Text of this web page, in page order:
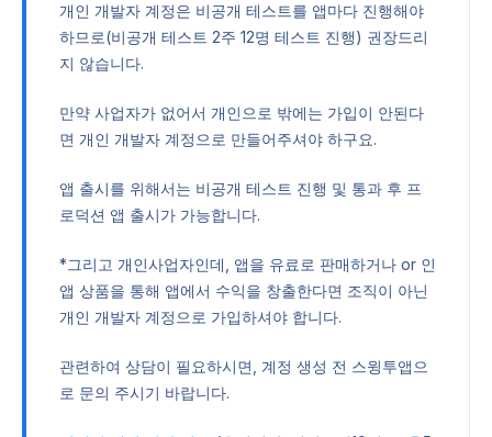
개인 개발자 계정은 비공개 테스트를 앱마다 진행해야
하므로(비공개 테스트 2주 12명 테스트 진행) 권장드리
지 않습니다.
만약 사업자가 없어서 개인으로 밖에는 가입이 안된다
면 개인 개발자 계정으로 만들어주셔야 하구요.
앱 출시를 위해서는 비공개 테스트 진행 및 통과 후 프
로덕션 앱 출시가 가능합니다.
*그리고 개인사업자인데, 앱을 유료로 판매하거나 or 인
앱 상품을 통해 앱에서 수익을 창출한다면 조직이 아닌
개인 개발자 계정으로 가입하셔야 합니다.
관련하여 상담이 필요하시면, 계정 생성 전 스윙투앱으
로 문의 주시기 바랍니다.